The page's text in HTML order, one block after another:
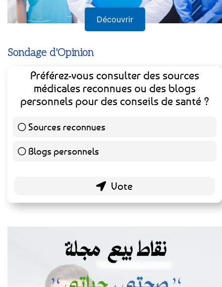
Découvrir
Sondage d'Opinion
Préférez-vous consulter des sources
médicales reconnues ou des blogs
personnels pour des conseils de santé ?
Sources reconnues
Blogs personnels